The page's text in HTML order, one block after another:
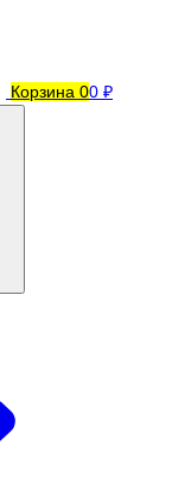
Корзина 00 ₽